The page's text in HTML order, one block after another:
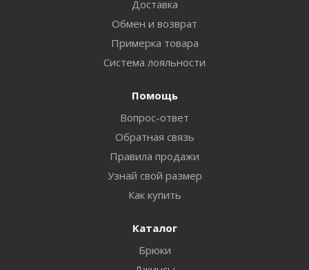
Доставка
Обмен и возврат
Примерка товара
Система лояльности
Помощь
Вопрос-ответ
Обратная связь
Правила продажи
Узнай свой размер
Как купить
Каталог
Брюки